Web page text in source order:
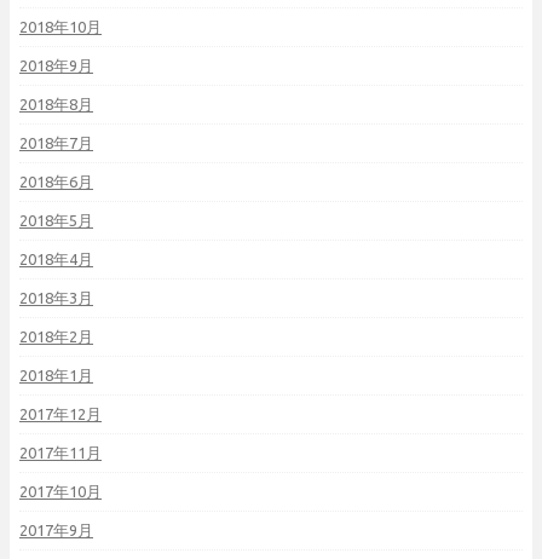
2018年10月
2018年9月
2018年8月
2018年7月
2018年6月
2018年5月
2018年4月
2018年3月
2018年2月
2018年1月
2017年12月
2017年11月
2017年10月
2017年9月